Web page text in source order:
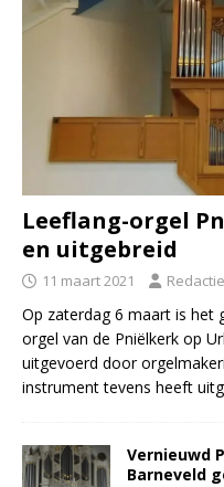
Leeflang-orgel
en uitgebreid
11 maart 2021 Redactie
Op zaterdag 6 maart is het
orgel van de Pniëlkerk op
uitgevoerd door
instrument tevens heeft
Vernieuwd
Barneveld